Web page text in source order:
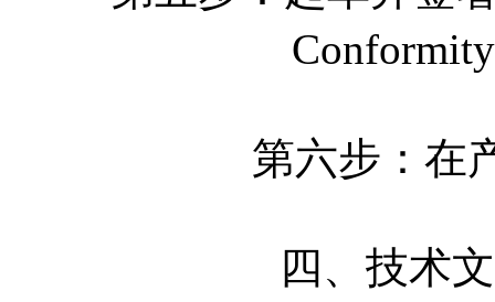
第六步：在
四、技术